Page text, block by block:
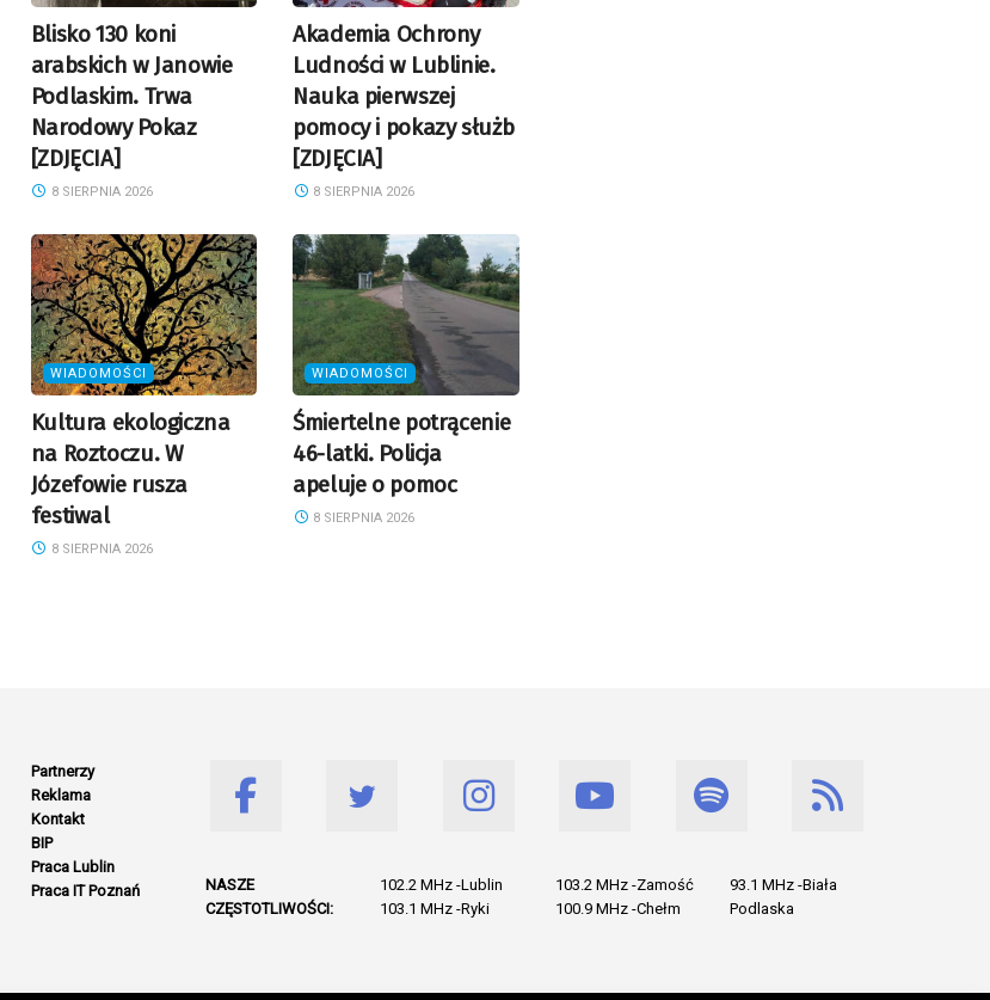
Blisko 130 koni
arabskich w Janowie
Podlaskim. Trwa
Narodowy Pokaz
[ZDJĘCIA]
8 SIERPNIA 2026
Akademia Ochrony
Ludności w Lublinie.
Nauka pierwszej
pomocy i pokazy służb
[ZDJĘCIA]
8 SIERPNIA 2026
WIADOMOŚCI
Kultura ekologiczna
na Roztoczu. W
Józefowie rusza
festiwal
8 SIERPNIA 2026
WIADOMOŚCI
Śmiertelne potrącenie
46-latki. Policja
apeluje o pomoc
8 SIERPNIA 2026
Partnerzy
Reklama
Kontakt
BIP
Praca Lublin
Praca IT Poznań
NASZE
CZĘSTOTLIWOŚCI:
102.2 MHz -Lublin
103.1 MHz -Ryki
103.2 MHz -Zamość
100.9 MHz -Chełm
93.1 MHz -Biała
Podlaska